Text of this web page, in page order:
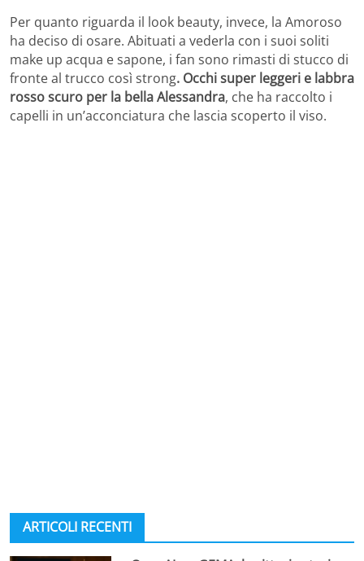
Per quanto riguarda il look beauty, invece, la Amoroso
ha deciso di osare. Abituati a vederla con i suoi soliti
make up acqua e sapone, i fan sono rimasti di stucco di
fronte al trucco così strong. Occhi super leggeri e labbra
rosso scuro per la bella Alessandra, che ha raccolto i
capelli in un’acconciatura che lascia scoperto il viso.
ARTICOLI RECENTI